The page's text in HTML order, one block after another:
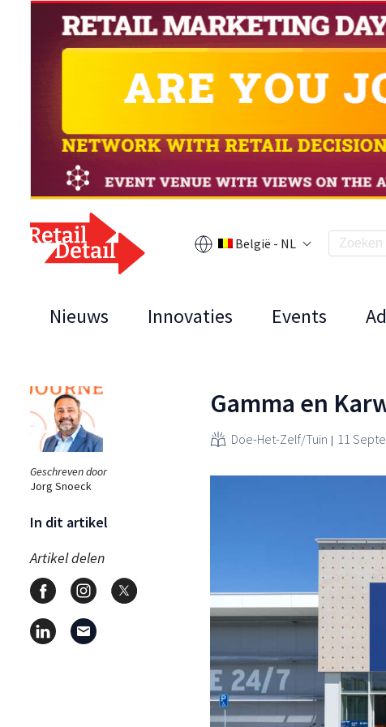
België - NL
Nieuws Innovaties Events
Geschreven door
Jorg Snoeck
In dit artikel
Artikel delen
Gamma en
Doe-Het-Zelf/Tuin 11